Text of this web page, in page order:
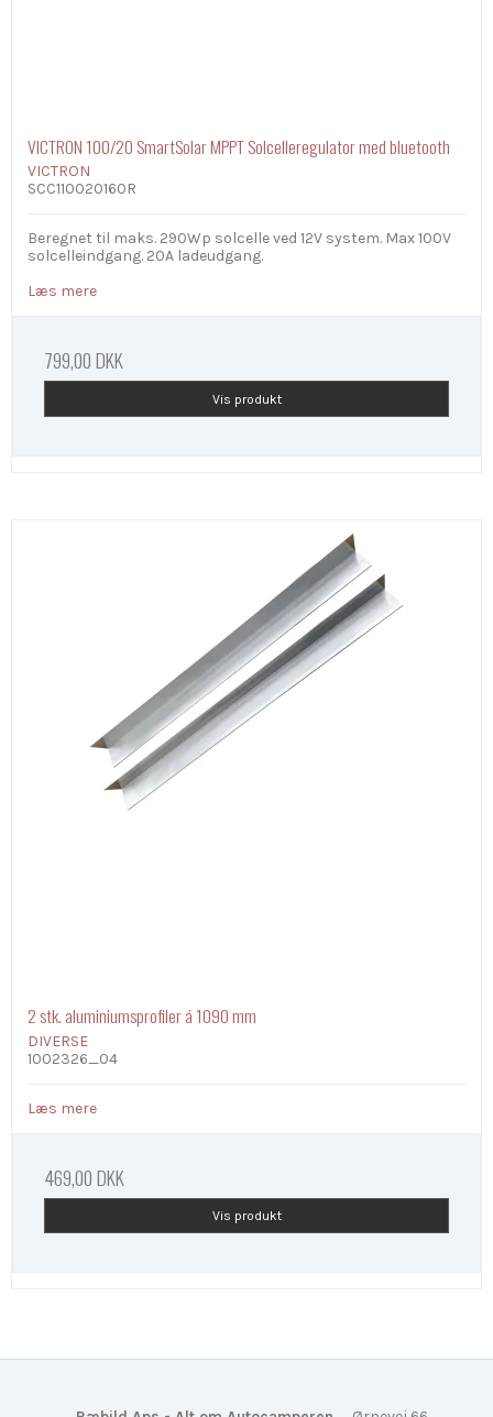
VICTRON 100/20 SmartSolar MPPT Solcelleregulator med bluetooth
VICTRON
SCC110020160R
Beregnet til maks. 290Wp solcelle ved 12V system. Max 100V
solcelleindgang. 20A ladeudgang.
Læs mere
799,00 DKK
Vis produkt
2 stk. aluminiumsprofiler á 1090 mm
DIVERSE
1002326_04
Læs mere
469,00 DKK
Vis produkt